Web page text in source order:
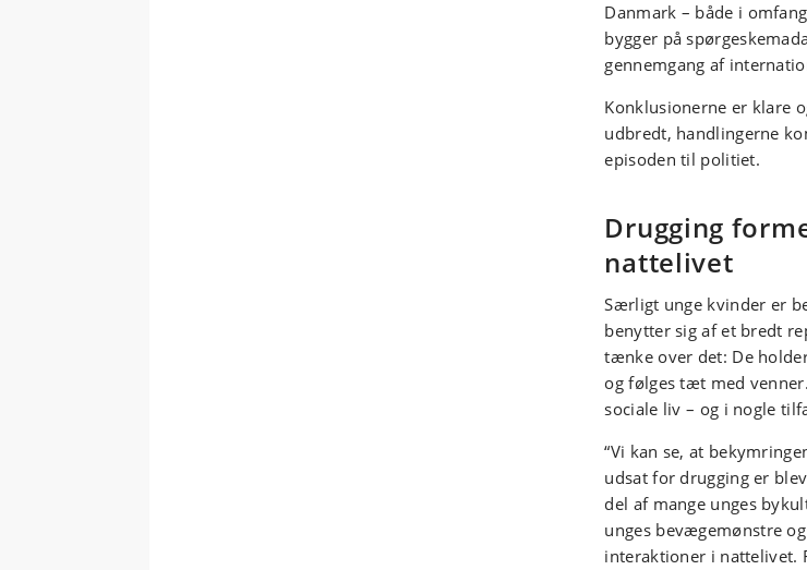
Danmark – både i
bygger på
gennemgang af
Konklusionerne er klare
udbredt, handlingerne
episoden til politiet.
Drugging
nattelivet
Særligt unge kvinder er
benytter sig af et bredt
tænke over det: De
og følges tæt med
sociale liv – og i nogle
“Vi kan se, at
udsat for drugging er
del af mange unges
unges bevægemønstre
interaktioner i nattelivet.